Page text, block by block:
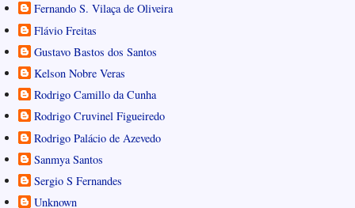
Fernando S. Vilaça de Oliveira
Flávio Freitas
Gustavo Bastos dos Santos
Kelson Nobre Veras
Rodrigo Camillo da Cunha
Rodrigo Cruvinel Figueiredo
Rodrigo Palácio de Azevedo
Sanmya Santos
Sergio S Fernandes
Unknown